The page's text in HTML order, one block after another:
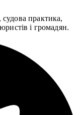
практика,
і громадян.